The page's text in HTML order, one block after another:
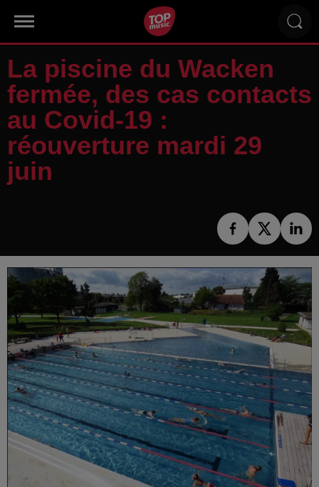
La piscine du Wacken
fermée, des cas contacts
au Covid-19 :
réouverture mardi 29
juin